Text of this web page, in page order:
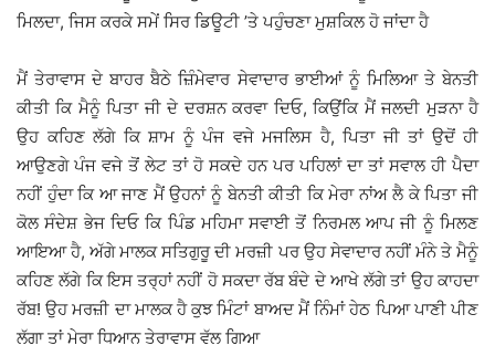
ਮਿਲਦਾ, ਜਿਸ ਕਰਕੇ ਸਮੇਂ ਸਿਰ ਡਿਊਟੀ ’ਤੇ ਪਹੁੰਚਣਾ ਮੁਸ਼ਕਿਲ ਹੋ ਜਾਂਦਾ ਹੈ
ਮੈਂ ਤੇਰਾਵਾਸ ਦੇ ਬਾਹਰ ਬੈਠੇ ਜ਼ਿੰਮੇਵਾਰ ਸੇਵਾਦਾਰ ਭਾਈਆਂ ਨੂੰ ਮਿਲਿਆ ਤੇ ਬੇਨਤੀ
ਕੀਤੀ ਕਿ ਮੈਨੂੰ ਪਿਤਾ ਜੀ ਦੇ ਦਰਸ਼ਨ ਕਰਵਾ ਦਿਓ, ਕਿਉਂਕਿ ਮੈਂ ਜਲਦੀ ਮੁੜਨਾ ਹੈ
ਉਹ ਕਹਿਣ ਲੱਗੇ ਕਿ ਸ਼ਾਮ ਨੂੰ ਪੰਜ ਵਜੇ ਮਜਲਿਸ ਹੈ, ਪਿਤਾ ਜੀ ਤਾਂ ਉਦੋਂ ਹੀ
ਆਉਣਗੇ ਪੰਜ ਵਜੇ ਤੋਂ ਲੇਟ ਤਾਂ ਹੋ ਸਕਦੇ ਹਨ ਪਰ ਪਹਿਲਾਂ ਦਾ ਤਾਂ ਸਵਾਲ ਹੀ ਪੈਦਾ
ਨਹੀਂ ਹੁੰਦਾ ਕਿ ਆ ਜਾਣ ਮੈਂ ਉਹਨਾਂ ਨੂੰ ਬੇਨਤੀ ਕੀਤੀ ਕਿ ਮੇਰਾ ਨਾਂਅ ਲੈ ਕੇ ਪਿਤਾ ਜੀ
ਕੋਲ ਸੰਦੇਸ਼ ਭੇਜ ਦਿਓ ਕਿ ਪਿੰਡ ਮਹਿਮਾ ਸਵਾਈ ਤੋਂ ਨਿਰਮਲ ਆਪ ਜੀ ਨੂੰ ਮਿਲਣ
ਆਇਆ ਹੈ, ਅੱਗੇ ਮਾਲਕ ਸਤਿਗੁਰੂ ਦੀ ਮਰਜ਼ੀ ਪਰ ਉਹ ਸੇਵਾਦਾਰ ਨਹੀਂ ਮੰਨੇ ਤੇ ਮੈਨੂੰ
ਕਹਿਣ ਲੱਗੇ ਕਿ ਇਸ ਤਰ੍ਹਾਂ ਨਹੀਂ ਹੋ ਸਕਦਾ ਰੱਬ ਬੰਦੇ ਦੇ ਆਖੇ ਲੱਗੇ ਤਾਂ ਉਹ ਕਾਹਦਾ
ਰੱਬ! ਉਹ ਮਰਜ਼ੀ ਦਾ ਮਾਲਕ ਹੈ ਕੁਝ ਮਿੰਟਾਂ ਬਾਅਦ ਮੈਂ ਨਿੰਮਾਂ ਹੇਠ ਪਿਆ ਪਾਣੀ ਪੀਣ
ਲੱਗਾ ਤਾਂ ਮੇਰਾ ਧਿਆਨ ਤੇਰਾਵਾਸ ਵੱਲ ਗਿਆ